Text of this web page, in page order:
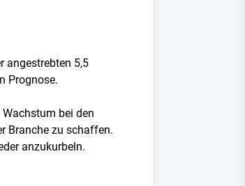
angestrebten 5,5
Prognose.
bei den
Branche zu schaffen.
anzukurbeln.